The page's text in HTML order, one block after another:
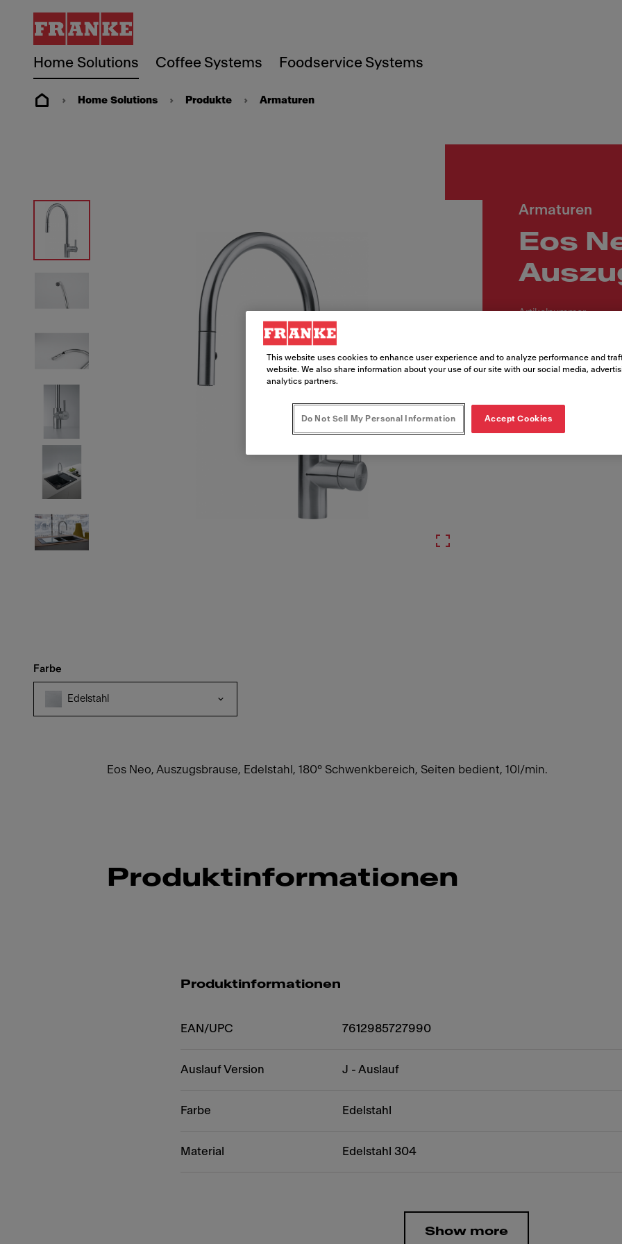
Home Solutions Coffee Systems Foodservice Systems
Home Solutions Produkte Armaturen
Armaturen
Eos
Artikelnummer
Farbe
Edelstahl
Eos Neo, Auszugsbrause, Edelstahl, 180° Schwenkbereich, Seiten bedient, 10l/min.
Produktinformationen
Produktinformationen
EAN/UPC 7612985727990
Auslauf Version J - Auslauf
Farbe Edelstahl
Material Edelstahl 304
Show more
This website uses cookies to enhance user experience and to analyze performance and
website. We also share information about your use of our site with our social media,
analytics partners.
Do Not Sell My Personal Information Accept Cookies